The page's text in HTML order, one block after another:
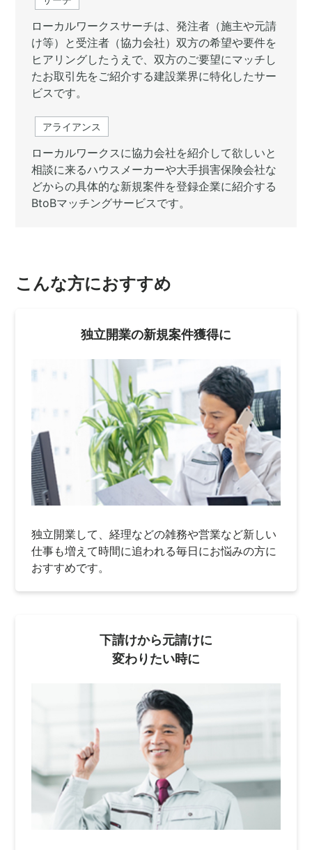
ローカルワークスサーチは、発注者（施主や元請
け等）と受注者（協力会社）双方の希望や要件を
ヒアリングしたうえで、双方のご要望にマッチし
たお取引先をご紹介する建設業界に特化したサー
ビスです。
アライアンス
ローカルワークスに協力会社を紹介して欲しいと
相談に来るハウスメーカーや大手損害保険会社な
どからの具体的な新規案件を登録企業に紹介する
BtoBマッチングサービスです。
こんな方におすすめ
独立開業の新規案件獲得に
独立開業して、経理などの雑務や営業など新しい
仕事も増えて時間に追われる毎日にお悩みの方に
おすすめです。
下請けから元請けに
変わりたい時に